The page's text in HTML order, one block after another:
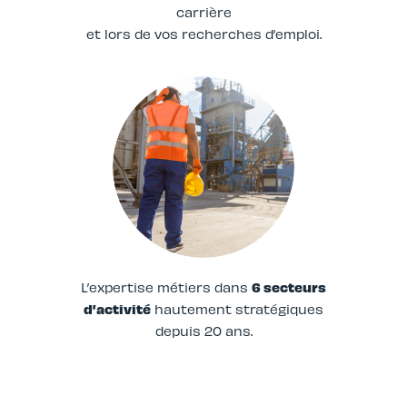
carrière
et lors de vos recherches d’emploi.
L’expertise métiers dans 6 secteurs
d’activité hautement stratégiques
depuis 20 ans.